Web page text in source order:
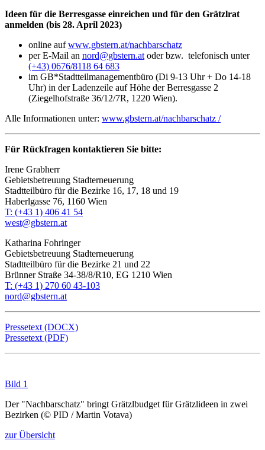
Ideen für die Berresgasse einreichen und für den Grätzlrat
anmelden (bis 28. April 2023)
online aufwww.gbstern.at/nachbarschatz
per E-Mail an nord@gbstern.atoder bzw. telefonisch unter
(+43) 0676/8118 64 683
im GB*Stadtteilmanagementbüro (Di 9-13 Uhr + Do 14-18
Uhr) in der Ladenzeile auf Höhe der Berresgasse 2
(Ziegelhofstraße 36/12/7R, 1220 Wien).
Alle Informationen unter: www.gbstern.at/nachbarschatz /
Für Rückfragen kontaktieren Sie bitte:
Irene Grabherr
Gebietsbetreuung Stadterneuerung
Stadtteilbüro für die Bezirke 16, 17, 18 und 19
Haberlgasse 76, 1160 Wien
T: (+43 1) 406 41 54
west@gbstern.at
Katharina Fohringer
Gebietsbetreuung Stadterneuerung
Stadtteilbüro für die Bezirke 21 und 22
Brünner Straße 34-38/8/R10, EG 1210 Wien
T: (+43 1) 270 60 43-103
nord@gbstern.at
Pressetext (DOCX)
Pressetext (PDF)
Bild 1
Der "Nachbarschatz" bringt Grätzlbudget für Grätzlideen in zwei
Bezirken (© PID / Martin Votava)
zur Übersicht